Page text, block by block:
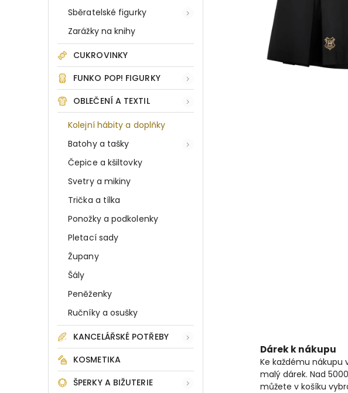
Sběratelské figurky
Zarážky na knihy
CUKROVINKY
FUNKO POP! FIGURKY
OBLEČENÍ A TEXTIL
Kolejní hábity a doplňky
Batohy a tašky
Čepice a kšiltovky
Svetry a mikiny
Trička a tílka
Ponožky a podkolenky
Pletací sady
Župany
Šály
Peněženky
Ručníky a osušky
KANCELÁŘSKÉ POTŘEBY
KOSMETIKA
ŠPERKY A BIŽUTERIE
Dárek k nákupu
Ke každému nákupu
malý dárek. Nad
můžete v košíku